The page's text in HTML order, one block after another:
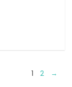
1 2 →